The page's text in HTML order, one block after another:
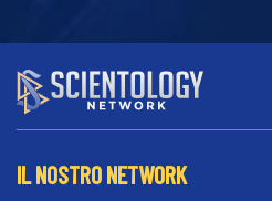
IL NOSTRO NETWORK